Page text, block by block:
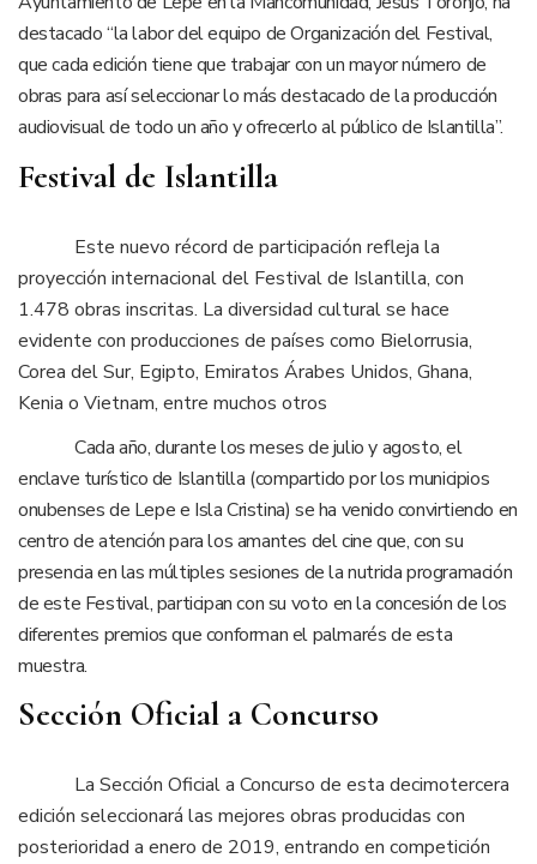
destacado “la labor del equipo de Organización del Festival,
que cada edición tiene que trabajar con un mayor número de
obras para así seleccionar lo más destacado de la producción
audiovisual de todo un año y ofrecerlo al público de Islantilla”.
Festival de Islantilla
Este nuevo récord de participación refleja la
proyección internacional del Festival de Islantilla, con
1.478 obras inscritas. La diversidad cultural se hace
evidente con producciones de países como Bielorrusia,
Corea del Sur, Egipto, Emiratos Árabes Unidos, Ghana,
Kenia o Vietnam, entre muchos otros
Cada año, durante los meses de julio y agosto, el
enclave turístico de Islantilla (compartido por los municipios
onubenses de Lepe e Isla Cristina) se ha venido convirtiendo en
centro de atención para los amantes del cine que, con su
presencia en las múltiples sesiones de la nutrida programación
de este Festival, participan con su voto en la concesión de los
diferentes premios que conforman el palmarés de esta
muestra.
Sección Oficial a Concurso
La Sección Oficial a Concurso de esta decimotercera
edición seleccionará las mejores obras producidas con
posterioridad a enero de 2019, entrando en competición